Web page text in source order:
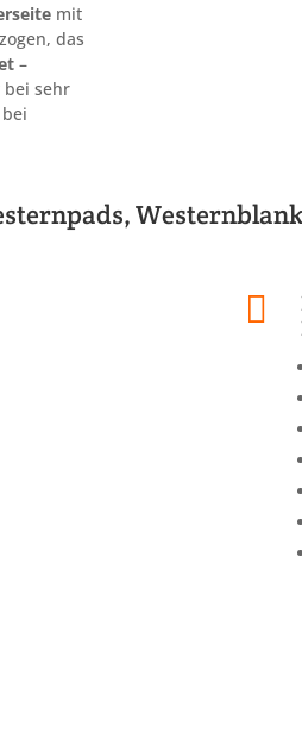
mit
das
–
bei sehr
